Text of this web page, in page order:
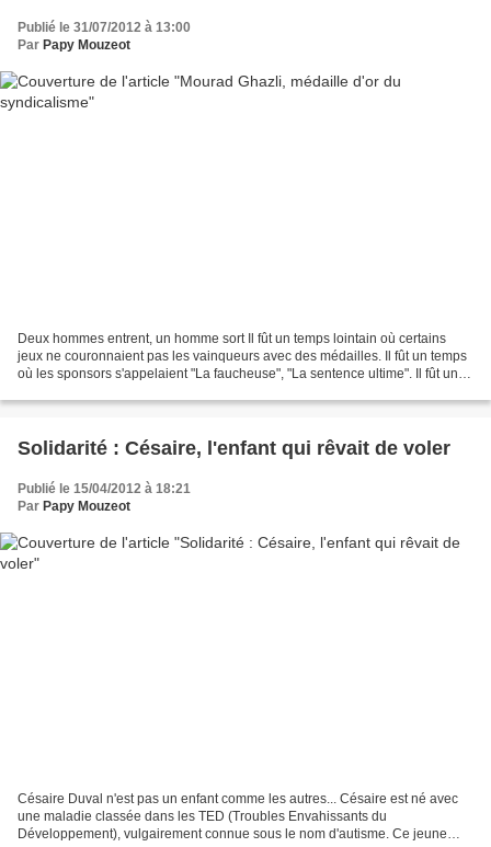
Publié le 31/07/2012 à 13:00
Par Papy Mouzeot
Deux hommes entrent, un homme sort Il fût un temps lointain où certains
jeux ne couronnaient pas les vainqueurs avec des médailles. Il fût un temps
où les sponsors s'appelaient "La faucheuse", "La sentence ultime". Il fût un
Solidarité : Césaire, l'enfant qui rêvait de voler
Publié le 15/04/2012 à 18:21
Par Papy Mouzeot
Césaire Duval n'est pas un enfant comme les autres... Césaire est né avec
une maladie classée dans les TED (Troubles Envahissants du
Développement), vulgairement connue sous le nom d'autisme. Ce jeune